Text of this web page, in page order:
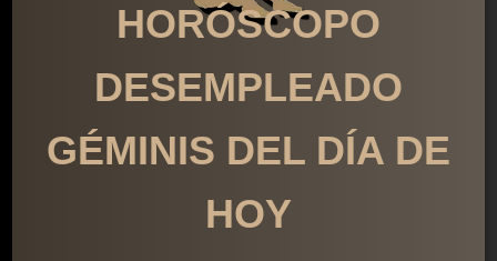
HORÓSCOPO
DESEMPLEADO
GÉMINIS DEL DÍA DE
HOY